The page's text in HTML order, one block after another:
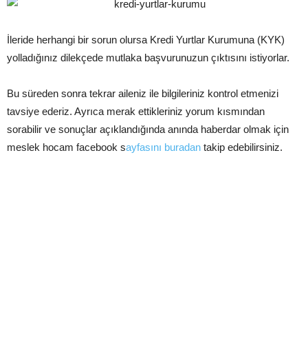
İleride herhangi bir sorun olursa Kredi Yurtlar Kurumuna (KYK)
yolladığınız dilekçede mutlaka başvurunuzun çıktısını istiyorlar.
Bu süreden sonra tekrar aileniz ile bilgileriniz kontrol etmenizi
tavsiye ederiz. Ayrıca merak ettikleriniz yorum kısmından
sorabilir ve sonuçlar açıklandığında anında haberdar olmak için
meslek hocam facebook sayfasını buradan takip edebilirsiniz.